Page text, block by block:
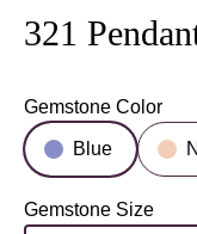
321
Select
Gemstone Color
Blue
Select
Gemstone Size